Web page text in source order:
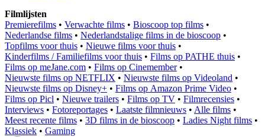
Filmlijsten
Premierefilms • Verwachte films • Bioscoop top films •
Nederlandse films • Nederlandstalige films in de bioscoop •
Topfilms voor thuis • Nieuwe films voor thuis •
Kinderfilms / Familiefilms voor thuis • Films op PATHE thuis •
Films op meJane.com • Films op Cinemember•
Nieuwste films op NETFLIX • Nieuwste films op Videoland •
Nieuwste films op Disney+ • Films op Amazon Prime Video •
Films op Picl • Nieuwe trailers • Films op TV • Filmrecensies •
Interviews • Fotoreportages • Laatste filmnieuws • Alle films •
Meest recente films • 3D films in de bioscoop • Ladies Night films •
Klassiek • Gaming